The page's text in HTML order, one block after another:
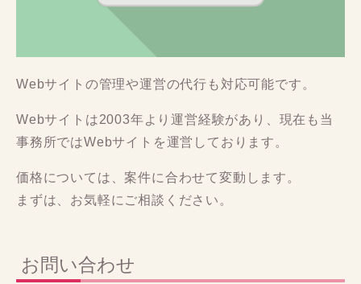
Webサイトの管理や運営の代行も対応可能です。
Webサイトは2003年より運営経験があり、現在も当
事務所ではWebサイトを運営しております。
価格については、案件に合わせて変動します。
まずは、お気軽にご相談ください。
お問い合わせ